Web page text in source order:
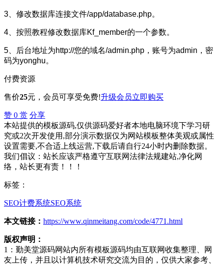
3、修改数据库连接文件/app/database.php。
4、按照教程修改数据库Kf_member的一个参数。
5、后台地址为http://您的域名/admin.php，账号为admin，密
码为yonghu。
付费资源
售价25元 ，会员可享受免费!升级会员立即购买
赞 0 赏 分享
本站提供的模板源码,仅供源码爱好者本地电脑环境下学习研
究或2次开发使用,部分演示数据仅为网站模板整体美观或属性
设置需要,不合适上线运营,下载后请自行24小时内删除数据。
我们倡议：站长应该严格遵守互联网法律法规建站,净化网
络，站长更有责！！！
标签：
SEO计费系统SEO系统
本文链接： https://www.qinmeitang.com/code/4771.html
版权声明：
1：勤美堂源码网站内所有模板源码均由互联网收集整理、网
友上传，并且以计算机技术研究交流为目的，仅供大家参考、